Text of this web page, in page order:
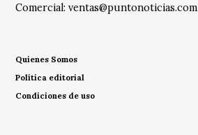
Comercial:ventas@puntonoticias.com
Quienes Somos
Política editorial
Condiciones de uso